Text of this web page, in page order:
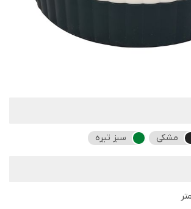
مشکی سبز تیره